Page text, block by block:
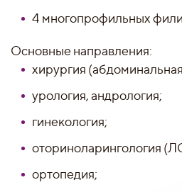
4 многопрофильных
Основные направления:
хирургия
урология, андрология;
гинекология;
оториноларингология
ортопедия;